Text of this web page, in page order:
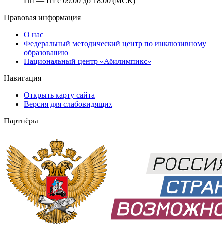
Правовая информация
О нас
Федеральный методический центр по инклюзивному
образованию
Национальный центр «Абилимпикс»
Навигация
Открыть карту сайта
Версия для слабовидящих
Партнёры